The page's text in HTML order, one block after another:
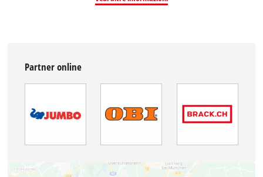
Partner online